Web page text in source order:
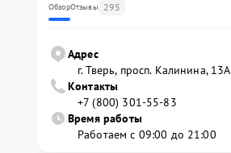
ОбзорОтзывы 295
Адрес
г. Тверь, просп. Калинина, 13А
Контакты
+7 (800) 301-55-83
Время работы
Работаем с 09:00 до 21:00